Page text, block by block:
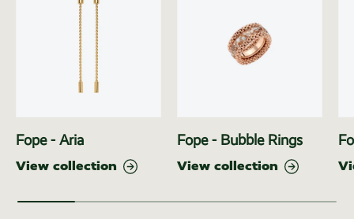
Fope - Aria
View collection
Fope - Bubble Rings
View collection